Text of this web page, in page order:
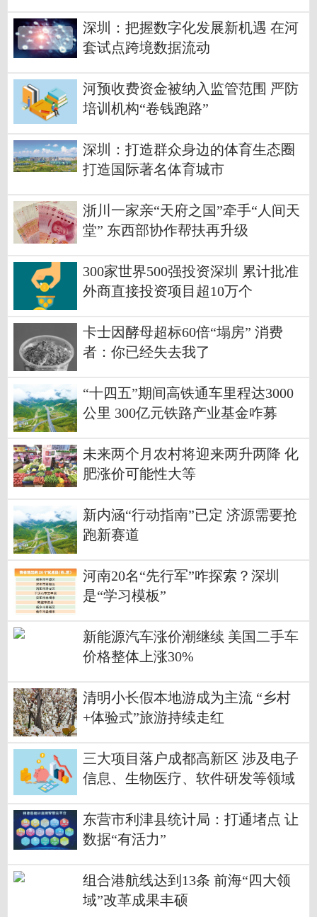
深圳：把握数字化发展新机遇 在河
套试点跨境数据流动
河预收费资金被纳入监管范围 严防
培训机构“卷钱跑路”
深圳：打造群众身边的体育生态圈
打造国际著名体育城市
浙川一家亲“天府之国”牵手“人间天
堂” 东西部协作帮扶再升级
300家世界500强投资深圳 累计批准
外商直接投资项目超10万个
卡士因酵母超标60倍“塌房” 消费
者：你已经失去我了
“十四五”期间高铁通车里程达3000
公里 300亿元铁路产业基金咋募
未来两个月农村将迎来两升两降 化
肥涨价可能性大等
新内涵“行动指南”已定 济源需要抢
跑新赛道
河南20名“先行军”咋探索？深圳
是“学习模板”
新能源汽车涨价潮继续 美国二手车
价格整体上涨30%
清明小长假本地游成为主流 “乡村
+体验式”旅游持续走红
三大项目落户成都高新区 涉及电子
信息、生物医疗、软件研发等领域
东营市利津县统计局：打通堵点 让
数据“有活力”
组合港航线达到13条 前海“四大领
域”改革成果丰硕